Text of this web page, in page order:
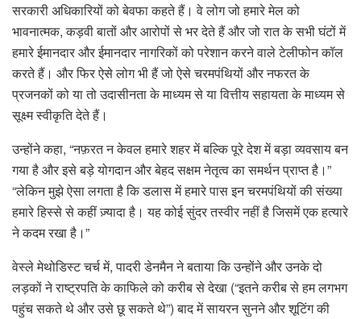
सरकारी अधिकारियों को बेवफा कहते हैं। वे लोग जो हमारे मेल को
भावनात्मक, कड़वी बातों और आरोपों से भर देते हैं और जो रात के सभी घंटों में
हमारे ईमानदार और ईमानदार नागरिकों को परेशान करने वाले टेलीफोन कॉल
करते हैं। और फिर ऐसे लोग भी हैं जो ऐसे चरमपंथियों और नफरत के
प्रजनकों को या तो उदासीनता के माध्यम से या वित्तीय सहायता के माध्यम से
सूक्ष्म स्वीकृति देते हैं।
उन्होंने कहा, “नफ़रत न केवल हमारे शहर में बल्कि पूरे देश में बड़ा व्यवसाय बन
गया है और इसे बड़े योगदान और बेहद सक्षम नेतृत्व का समर्थन प्राप्त है।”
“लेकिन मुझे ऐसा लगता है कि डलास में हमारे पास इन चरमपंथियों की संख्या
हमारे हिस्से से कहीं ज़्यादा है। यह कोई सुंदर तस्वीर नहीं है जिसमें एक हत्यारे
ने कदम रखा है।”
वेस्ले मेथोडिस्ट चर्च में, पादरी डेनमैन ने बताया कि उन्होंने और उनके दो
लड़कों ने राष्ट्रपति के काफिले को करीब से देखा (“इतने करीब से हम लगभग
पहुंच सकते थे और उसे छू सकते थे”) बाद में सायरन सुनने और शूटिंग की